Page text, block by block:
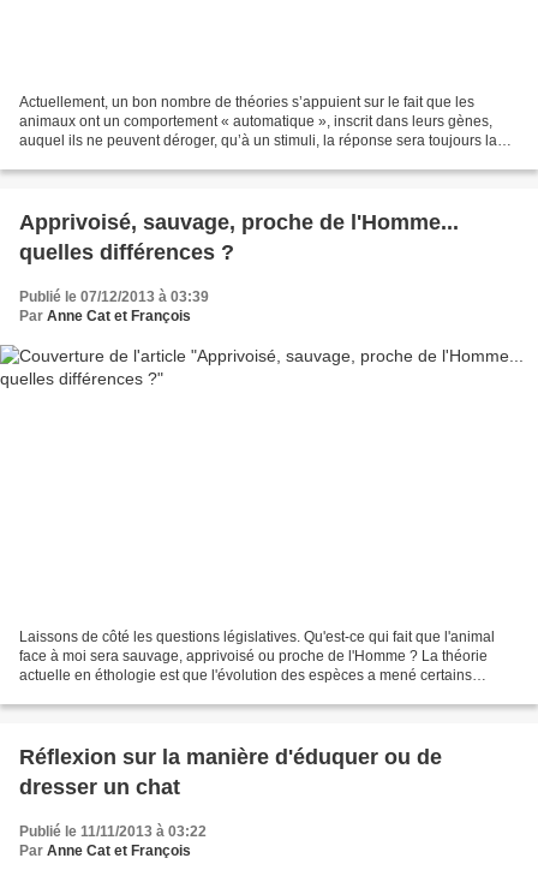
Actuellement, un bon nombre de théories s’appuient sur le fait que les
animaux ont un comportement « automatique », inscrit dans leurs gènes,
auquel ils ne peuvent déroger, qu’à un stimuli, la réponse sera toujours la
Apprivoisé, sauvage, proche de l'Homme...
quelles différences ?
Publié le 07/12/2013 à 03:39
Par Anne Cat et François
Laissons de côté les questions législatives. Qu'est-ce qui fait que l'animal
face à moi sera sauvage, apprivoisé ou proche de l'Homme ? La théorie
actuelle en éthologie est que l'évolution des espèces a mené certains
Réflexion sur la manière d'éduquer ou de
dresser un chat
Publié le 11/11/2013 à 03:22
Par Anne Cat et François